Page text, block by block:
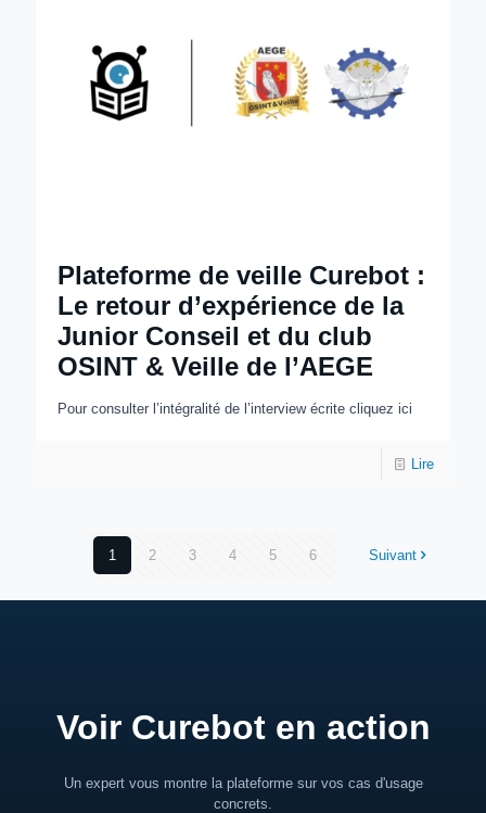
Plateforme de veille Curebot :
Le retour d’expérience de la
Junior Conseil et du club
OSINT & Veille de l’AEGE
Pour consulter l’intégralité de l’interview écrite cliquez ici
Lire
1 2 3 4 5 6 Suivant
Voir Curebot en action
Un expert vous montre la plateforme sur vos cas d'usage
concrets.